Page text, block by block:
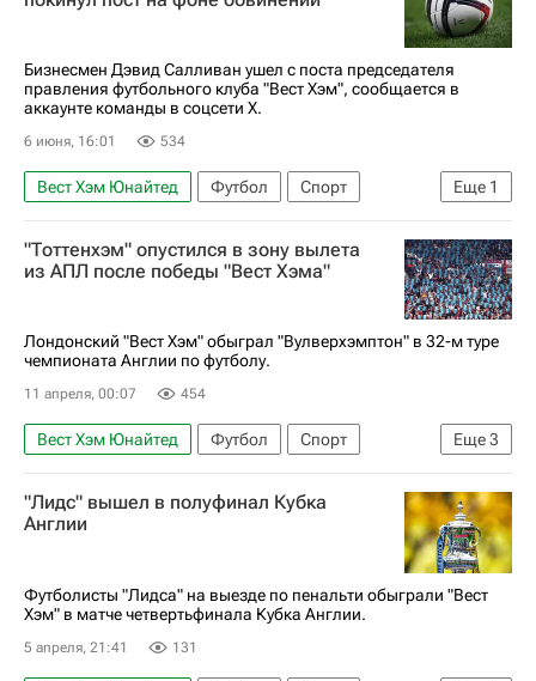
Бизнесмен Дэвид Салливан ушел с поста председателя
правления футбольного клуба "Вест Хэм", сообщается в
аккаунте команды в соцсети X.
6 июня, 16:01 534
Еще 1
Вест Хэм Юнайтед Футбол
Спорт
АПЛ 2026-2027 (Чемпионат Англии по футболу)
"Тоттенхэм" опустился в зону вылета
из АПЛ после победы "Вест Хэма"
Лондонский "Вест Хэм" обыграл "Вулверхэмптон" в 32-м туре
чемпионата Англии по футболу.
11 апреля, 00:07 454
Еще3
Вест Хэм Юнайтед Футбол
Спорт
Константинос Мавропанос
Тоттенхэм Хотспур
Вулверхэмптон
"Лидс" вышел в полуфинал Кубка
Англии
Футболисты "Лидса" на выезде по пенальти обыграли "Вест
Хэм" в матче четвертьфинала Кубка Англии.
5 апреля, 21:41 131